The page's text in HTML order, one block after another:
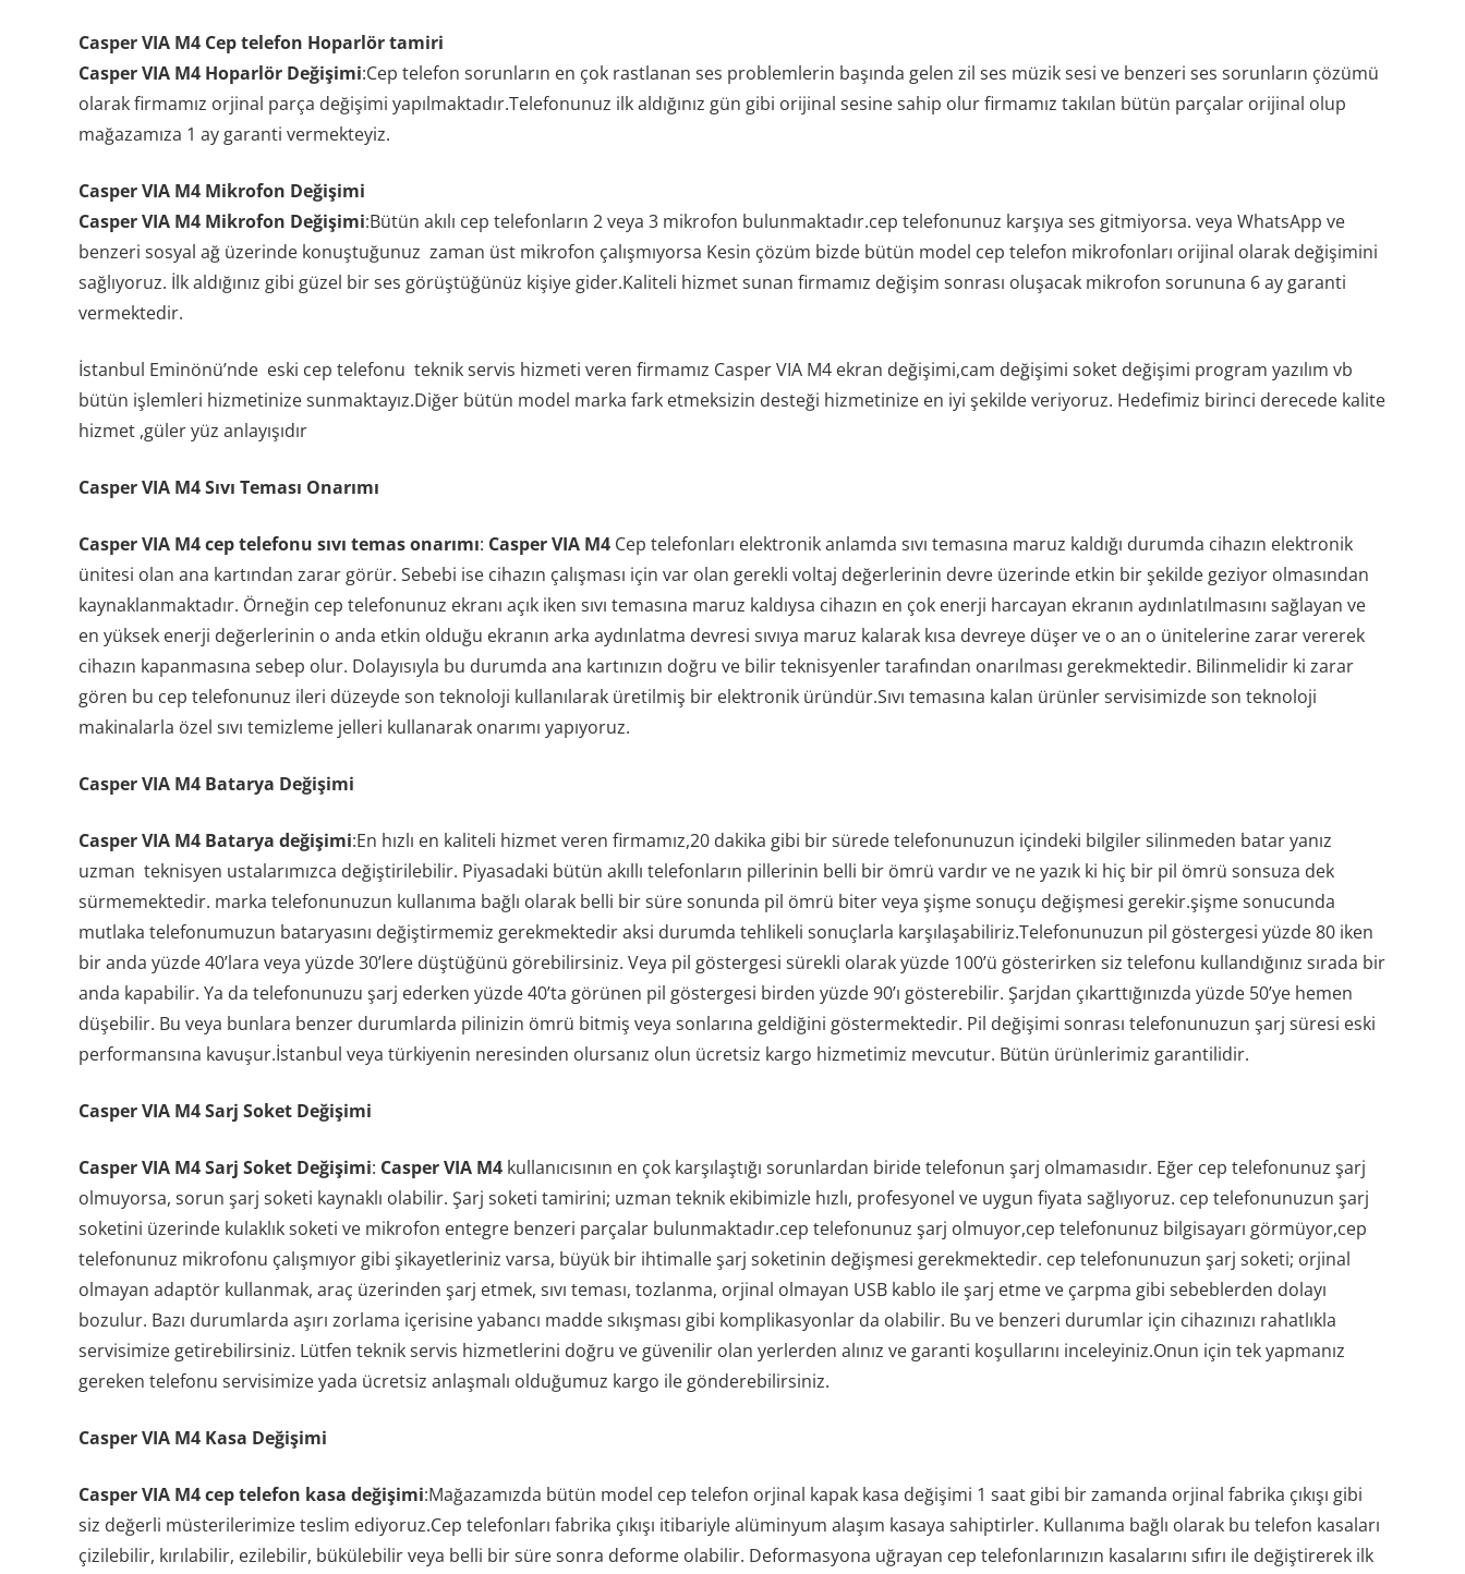
Casper VIA M4 Cep telefon Hoparlör tamiri
Casper VIA M4 Hoparlör Değişimi:Cep telefon sorunların en çok rastlanan ses problemlerin başında gelen zil ses müzik sesi ve benzeri ses sorunların çözümü
olarak firmamız orjinal parça değişimi yapılmaktadır.Telefonunuz ilk aldığınız gün gibi orijinal sesine sahip olur firmamız takılan bütün parçalar orijinal olup
mağazamıza 1 ay garanti vermekteyiz.
Casper VIA M4 Mikrofon Değişimi
Casper VIA M4 Mikrofon Değişimi:Bütün akılı cep telefonların 2 veya 3 mikrofon bulunmaktadır.cep telefonunuz karşıya ses gitmiyorsa. veya WhatsApp ve
benzeri sosyal ağ üzerinde konuştuğunuz zaman üst mikrofon çalışmıyorsa Kesin çözüm bizde bütün model cep telefon mikrofonları orijinal olarak değişimini
sağlıyoruz. İlk aldığınız gibi güzel bir ses görüştüğünüz kişiye gider.Kaliteli hizmet sunan firmamız değişim sonrası oluşacak mikrofon sorununa 6 ay garanti
vermektedir.
İstanbul Eminönü’nde eski cep telefonu teknik servis hizmeti veren firmamız Casper VIA M4 ekran değişimi,cam değişimi soket değişimi program yazılım vb
bütün işlemleri hizmetinize sunmaktayız.Diğer bütün model marka fark etmeksizin desteği hizmetinize en iyi şekilde veriyoruz. Hedefimiz birinci derecede kalite
hizmet ,güler yüz anlayışıdır
Casper VIA M4 Sıvı Teması Onarımı
Casper VIA M4 cep telefonu sıvı temas onarımı: Casper VIA M4 Cep telefonları elektronik anlamda sıvı temasına maruz kaldığı durumda cihazın elektronik
ünitesi olan ana kartından zarar görür. Sebebi ise cihazın çalışması için var olan gerekli voltaj değerlerinin devre üzerinde etkin bir şekilde geziyor olmasından
kaynaklanmaktadır. Örneğin cep telefonunuz ekranı açık iken sıvı temasına maruz kaldıysa cihazın en çok enerji harcayan ekranın aydınlatılmasını sağlayan ve
en yüksek enerji değerlerinin o anda etkin olduğu ekranın arka aydınlatma devresi sıvıya maruz kalarak kısa devreye düşer ve o an o ünitelerine zarar vererek
cihazın kapanmasına sebep olur. Dolayısıyla bu durumda ana kartınızın doğru ve bilir teknisyenler tarafından onarılması gerekmektedir. Bilinmelidir ki zarar
gören bu cep telefonunuz ileri düzeyde son teknoloji kullanılarak üretilmiş bir elektronik üründür.Sıvı temasına kalan ürünler servisimizde son teknoloji
makinalarla özel sıvı temizleme jelleri kullanarak onarımı yapıyoruz.
Casper VIA M4 Batarya Değişimi
Casper VIA M4 Batarya değişimi:En hızlı en kaliteli hizmet veren firmamız,20 dakika gibi bir sürede telefonunuzun içindeki bilgiler silinmeden batar yanız
uzman teknisyen ustalarımızca değiştirilebilir. Piyasadaki bütün akıllı telefonların pillerinin belli bir ömrü vardır ve ne yazık ki hiç bir pil ömrü sonsuza dek
sürmemektedir. marka telefonunuzun kullanıma bağlı olarak belli bir süre sonunda pil ömrü biter veya şişme sonuçu değişmesi gerekir.şişme sonucunda
mutlaka telefonumuzun bataryasını değiştirmemiz gerekmektedir aksi durumda tehlikeli sonuçlarla karşılaşabiliriz.Telefonunuzun pil göstergesi yüzde 80 iken
bir anda yüzde 40’lara veya yüzde 30’lere düştüğünü görebilirsiniz. Veya pil göstergesi sürekli olarak yüzde 100’ü gösterirken siz telefonu kullandığınız sırada bir
anda kapabilir. Ya da telefonunuzu şarj ederken yüzde 40’ta görünen pil göstergesi birden yüzde 90’ı gösterebilir. Şarjdan çıkarttığınızda yüzde 50’ye hemen
düşebilir. Bu veya bunlara benzer durumlarda pilinizin ömrü bitmiş veya sonlarına geldiğini göstermektedir. Pil değişimi sonrası telefonunuzun şarj süresi eski
performansına kavuşur.İstanbul veya türkiyenin neresinden olursanız olun ücretsiz kargo hizmetimiz mevcutur. Bütün ürünlerimiz garantilidir.
Casper VIA M4 Sarj Soket Değişimi
Casper VIA M4 Sarj Soket Değişimi: Casper VIA M4 kullanıcısının en çok karşılaştığı sorunlardan biride telefonun şarj olmamasıdır. Eğer cep telefonunuz şarj
olmuyorsa, sorun şarj soketi kaynaklı olabilir. Şarj soketi tamirini; uzman teknik ekibimizle hızlı, profesyonel ve uygun fiyata sağlıyoruz. cep telefonunuzun şarj
soketini üzerinde kulaklık soketi ve mikrofon entegre benzeri parçalar bulunmaktadır.cep telefonunuz şarj olmuyor,cep telefonunuz bilgisayarı görmüyor,cep
telefonunuz mikrofonu çalışmıyor gibi şikayetleriniz varsa, büyük bir ihtimalle şarj soketinin değişmesi gerekmektedir. cep telefonunuzun şarj soketi; orjinal
olmayan adaptör kullanmak, araç üzerinden şarj etmek, sıvı teması, tozlanma, orjinal olmayan USB kablo ile şarj etme ve çarpma gibi sebeblerden dolayı
bozulur. Bazı durumlarda aşırı zorlama içerisine yabancı madde sıkışması gibi komplikasyonlar da olabilir. Bu ve benzeri durumlar için cihazınızı rahatlıkla
servisimize getirebilirsiniz. Lütfen teknik servis hizmetlerini doğru ve güvenilir olan yerlerden alınız ve garanti koşullarını inceleyiniz.Onun için tek yapmanız
gereken telefonu servisimize yada ücretsiz anlaşmalı olduğumuz kargo ile gönderebilirsiniz.
Casper VIA M4 Kasa Değişimi
Casper VIA M4 cep telefon kasa değişimi:Mağazamızda bütün model cep telefon orjinal kapak kasa değişimi 1 saat gibi bir zamanda orjinal fabrika çıkışı gibi
siz değerli müsterilerimize teslim ediyoruz.Cep telefonları fabrika çıkışı itibariyle alüminyum alaşım kasaya sahiptirler. Kullanıma bağlı olarak bu telefon kasaları
çizilebilir, kırılabilir, ezilebilir, bükülebilir veya belli bir süre sonra deforme olabilir. Deformasyona uğrayan cep telefonlarınızın kasalarını sıfırı ile değiştirerek ilk